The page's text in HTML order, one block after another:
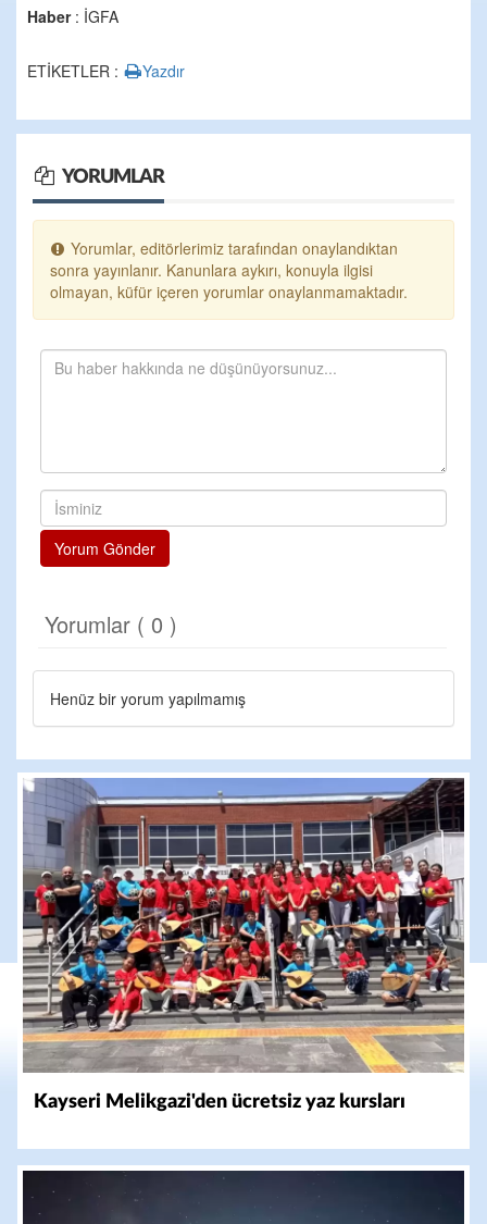
Haber: İGFA
ETİKETLER : Yazdır
YORUMLAR
Yorumlar, editörlerimiz tarafından onaylandıktan
sonra yayınlanır. Kanunlara aykırı, konuyla ilgisi
olmayan, küfür içeren yorumlar onaylanmamaktadır.
Yorum Gönder
Yorumlar ( 0 )
Henüz bir yorum yapılmamış
Kayseri Melikgazi'den ücretsiz yaz kursları